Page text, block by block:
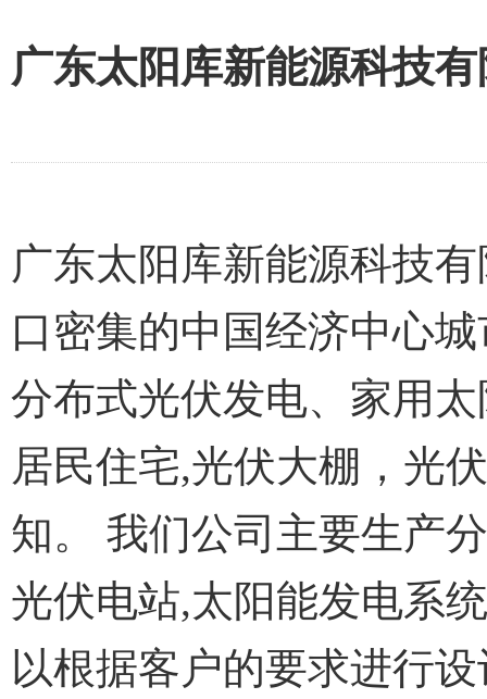
广东太阳库新能源科技
广东太阳库新能源科技
口密集的中国经济中心
分布式光伏发电、家用
居民住宅,光伏大棚，光
知。 我们公司主要生产
光伏电站,太阳能发电系
以根据客户的要求进行